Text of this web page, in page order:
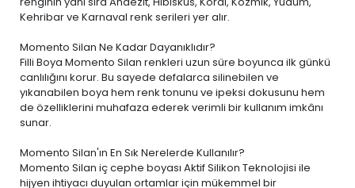
Kehribar ve Karnaval renk serileri yer alır.
Momento Silan Ne Kadar Dayanıklıdır?
Filli Boya Momento Silan renkleri uzun süre boyunca ilk günkü
canlılığını korur. Bu sayede defalarca silinebilen ve
yıkanabilen boya hem renk tonunu ve ipeksi dokusunu hem
de özelliklerini muhafaza ederek verimli bir kullanım imkânı
sunar.
Momento Silan'ın En Sık Nerelerde Kullanılır?
Momento Silan iç cephe boyası Aktif Silikon Teknolojisi ile
hijyen ihtiyacı duyulan ortamlar için mükemmel bir